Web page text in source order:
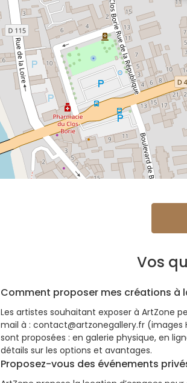
Vos
Comment proposer mes créations à
Les artistes souhaitant exposer à ArtZone
mail à : contact@artzonegallery.fr (images
sont proposées : en galerie physique, en
détails sur les options et avantages.
Proposez-vous des événements